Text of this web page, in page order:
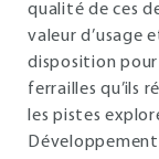
qualité de ces
valeur d’usage
disposition
ferrailles qu’ils
les pistes